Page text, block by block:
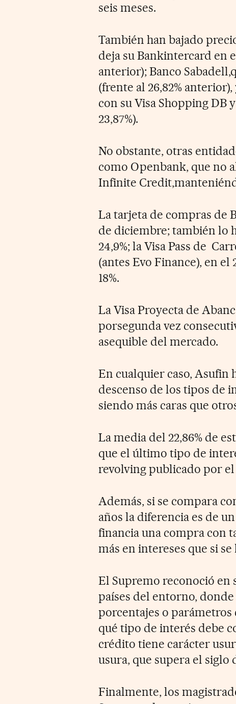
seis meses.
También han bajado
deja su Bankintercard en
anterior); Banco
(frente al 26,82%
con su Visa Shopping DB
23,87%).
No obstante, otras
como Openbank, que no
Infinite
La tarjeta de compras de
de diciembre; también lo
24,9%; la Visa Pass de
(antes Evo Finance), en el
18%.
La Visa Proyecta de
porsegunda vez
asequible del mercado.
En cualquier caso, Asufin
descenso de los tipos de
siendo más caras que
La media del 22,86% de
que el último tipo de
revolving publicado por el
Además, si se compara
años la diferencia es de
financia una compra con
más en intereses que si
El Supremo reconoció en
países del entorno,
porcentajes o
qué tipo de interés debe
crédito tiene carácter
usura, que supera el siglo
Finalmente, los